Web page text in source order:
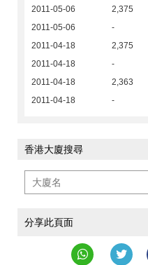
2011-05-06
2,375
2011-05-06
-
2011-04-18
2,375
2011-04-18
-
2011-04-18
2,363
2011-04-18
-
香港大廈搜尋
分享此頁面